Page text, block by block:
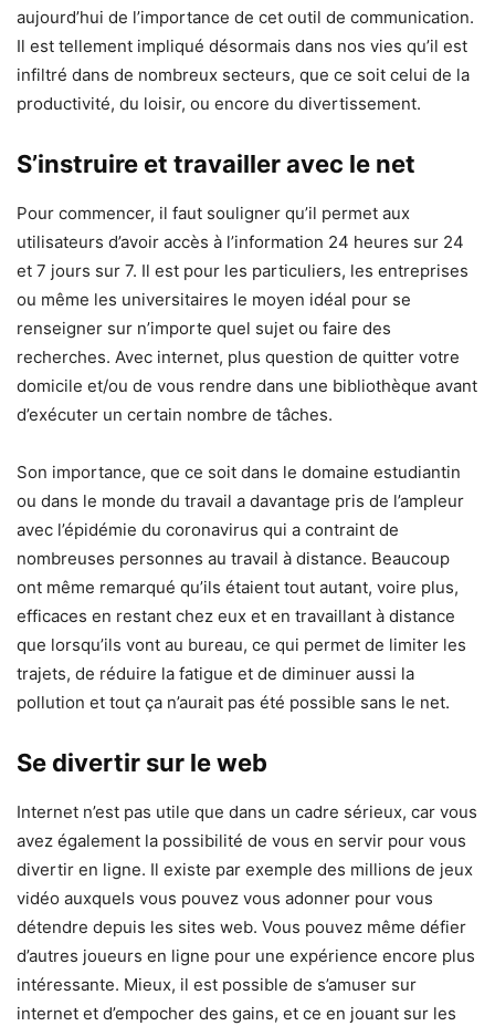
aujourd’hui de l’importance de cet outil de communication.
Il est tellement impliqué désormais dans nos vies qu’il est
infiltré dans de nombreux secteurs, que ce soit celui de la
productivité, du loisir, ou encore du divertissement.
S’instruire et travailler avec le net
Pour commencer, il faut souligner qu’il permet aux
utilisateurs d’avoir accès à l’information 24 heures sur 24
et 7 jours sur 7. Il est pour les particuliers, les entreprises
ou même les universitaires le moyen idéal pour se
renseigner sur n’importe quel sujet ou faire des
recherches. Avec internet, plus question de quitter votre
domicile et/ou de vous rendre dans une bibliothèque avant
d’exécuter un certain nombre de tâches.
Son importance, que ce soit dans le domaine estudiantin
ou dans le monde du travail a davantage pris de l’ampleur
avec l’épidémie du coronavirus qui a contraint de
nombreuses personnes au travail à distance. Beaucoup
ont même remarqué qu’ils étaient tout autant, voire plus,
efficaces en restant chez eux et en travaillant à distance
que lorsqu’ils vont au bureau, ce qui permet de limiter les
trajets, de réduire la fatigue et de diminuer aussi la
pollution et tout ça n’aurait pas été possible sans le net.
Se divertir sur le web
Internet n’est pas utile que dans un cadre sérieux, car vous
avez également la possibilité de vous en servir pour vous
divertir en ligne. Il existe par exemple des millions de jeux
vidéo auxquels vous pouvez vous adonner pour vous
détendre depuis les sites web. Vous pouvez même défier
d’autres joueurs en ligne pour une expérience encore plus
intéressante. Mieux, il est possible de s’amuser sur
internet et d’empocher des gains, et ce en jouant sur les